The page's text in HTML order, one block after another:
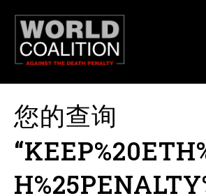
您的查询